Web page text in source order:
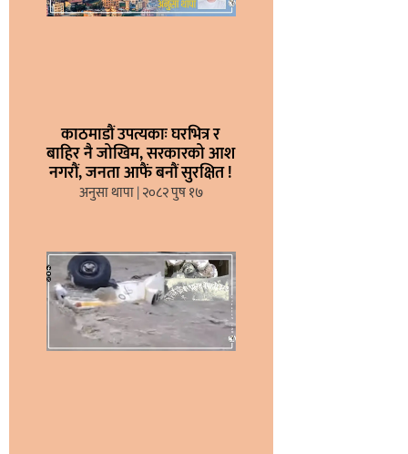
काठमाडौं उपत्यकाः घरभित्र र
बाहिर नै जोखिम, सरकारको आश
नगरौं, जनता आफैं बनौं सुरक्षित !
अनुसा थापा २०८२ पुष १७